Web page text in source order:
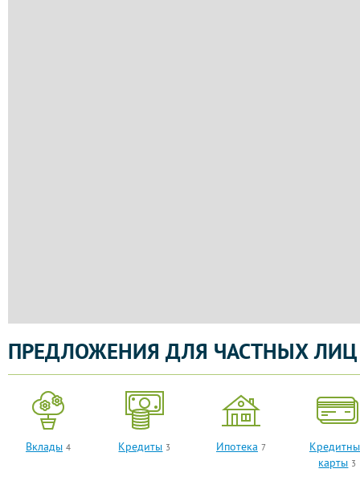
ПРЕДЛОЖЕНИЯ ДЛЯ ЧАСТНЫХ ЛИЦ
Вклады 4 Кредиты 3 Ипотека 7
карты 3